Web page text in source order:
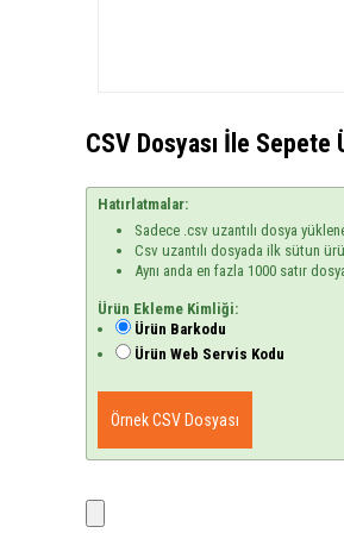
CSV Dosyası İle Sepete
Hatırlatmalar:
Sadece .csv uzantılı dosya
Csv uzantılı dosyada ilk sütun
Aynı anda en fazla 1000 satır
Ürün Ekleme Kimliği:
Ürün Barkodu
Ürün Web Servis Kodu
Örnek CSV Dosyası